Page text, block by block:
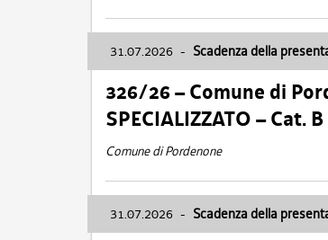
31.07.2026 - Scadenza della
326/26 – Comune di
SPECIALIZZATO – Cat. B
Comune di Pordenone
31.07.2026 - Scadenza della